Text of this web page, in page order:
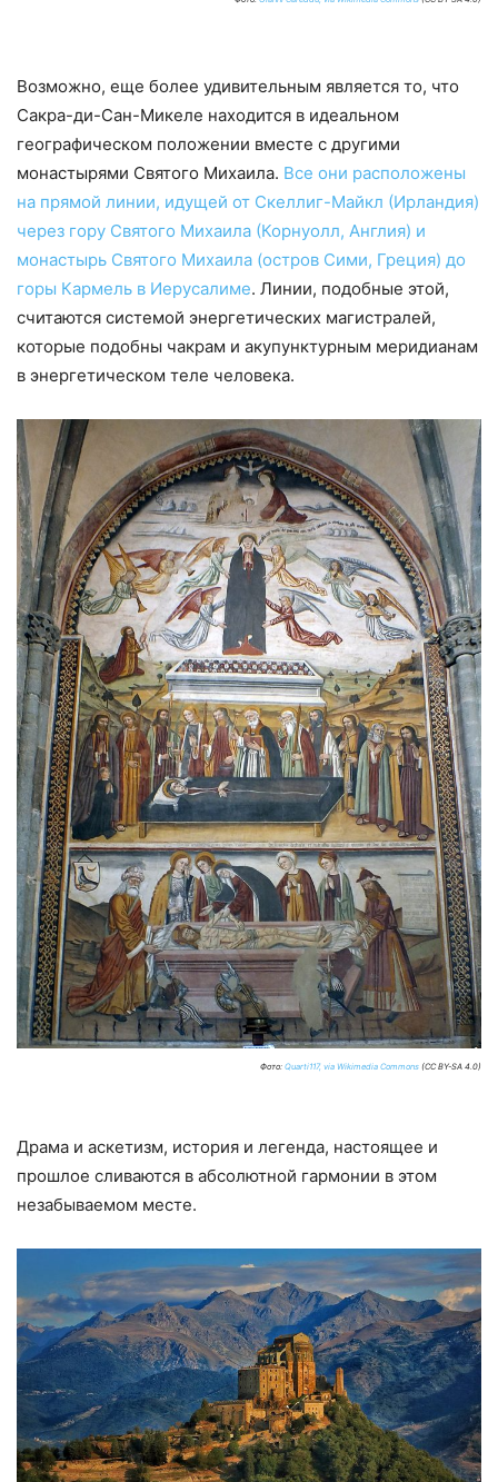
Возможно, еще более удивительным является то, что
Сакра-ди-Сан-Микеле находится в идеальном
географическом положении вместе с другими
монастырями Святого Михаила. Все они расположены
на прямой линии, идущей от Скеллиг-Майкл (Ирландия)
через гору Святого Михаила (Корнуолл, Англия) и
монастырь Святого Михаила (остров Сими, Греция) до
горы Кармель в Иерусалиме. Линии, подобные этой,
считаются системой энергетических магистралей,
которые подобны чакрам и акупунктурным меридианам
в энергетическом теле человека.
Фото: Quarti117, via Wikimedia Commons (CC BY-SA 4.0)
Драма и аскетизм, история и легенда, настоящее и
прошлое сливаются в абсолютной гармонии в этом
незабываемом месте.